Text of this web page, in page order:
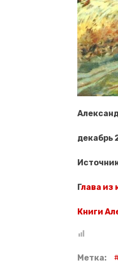
декабрь
Глава из
Книги
Метка: